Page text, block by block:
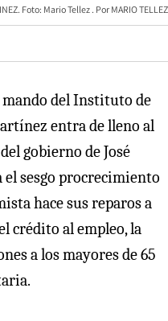
Foto: Mario Tellez MARIO TELLEZ
mando del Instituto de
entra de lleno al
gobierno de José
sesgo procrecimiento
hace sus reparos a
crédito al empleo, la
a los mayores de 65